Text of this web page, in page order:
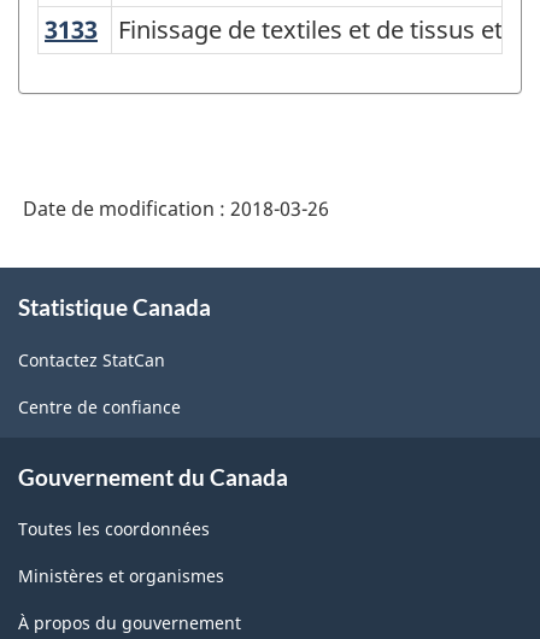
classification
des
industries
du
Nord
(SCIAN)
-
Structure
la
classification
3133 Finissage de textiles et de tissus et
Finissage de textiles et de tissus et
Date de modification : 2018-03-26
propos
ce
site
Statistique Canada
Contactez StatCan
Centre de confiance
Gouvernement du Canada
Toutes les coordonnées
Ministères et organismes
À propos du gouvernement